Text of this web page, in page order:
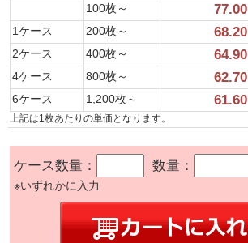
100枚～
77.00
1ケース
200枚～ 68.20
2ケース
400枚～ 64.90
4ケース
800枚～ 62.70
6ケース
1,200枚～ 61.60
上記は1枚あたりの単価となります。
ケース数量： 数量：
※いずれかに入力